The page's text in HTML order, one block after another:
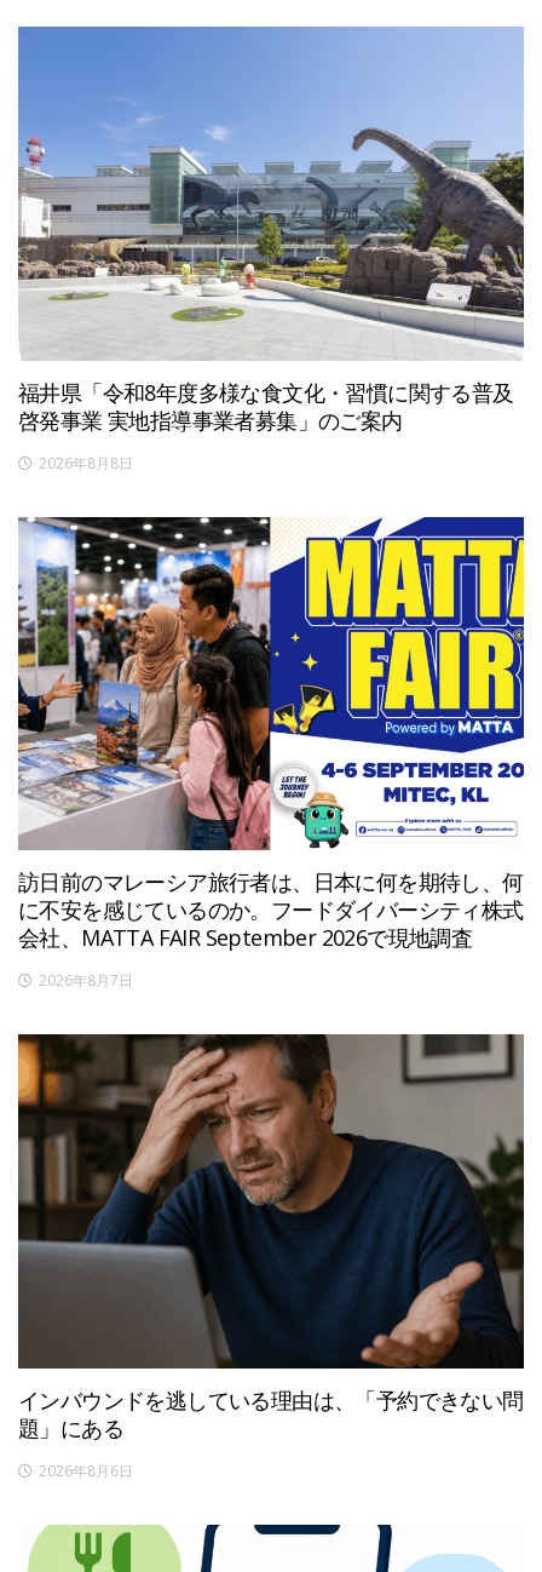
福井県「令和8年度多様な食文化・習慣に関する普及
啓発事業 実地指導事業者募集」のご案内
2026年8月8日
訪日前のマレーシア旅行者は、日本に何を期待し、何
に不安を感じているのか。フードダイバーシティ株式
会社、MATTA FAIR September 2026で現地調査
2026年8月7日
インバウンドを逃している理由は、「予約できない問
題」にある
2026年8月6日